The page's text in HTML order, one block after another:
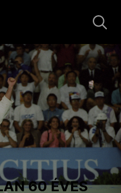
60 ÉVES